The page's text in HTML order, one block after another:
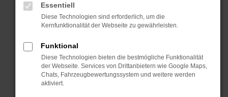
Manche Erweiterungen, wie Werbeblocker,
können das Laden bestimmter Seiten
verhindern. Funktioniert die Seite in einem
Fenster?
Starte dein Gerät neu.
Das kann manchmal helfen, vorübergehende
Probleme zu beheben.
Essentiell
Diese Technologien sind erforderlich, um die
Kernfunktionalität der Webseite zu gewährleisten.
Funktional
Diese Technologien bieten die bestmögliche Funktionalität
der Webseite. Services von Drittanbietern wie Google Maps,
Chats, Fahrzeugbewertungssystem und weitere werden
aktiviert.